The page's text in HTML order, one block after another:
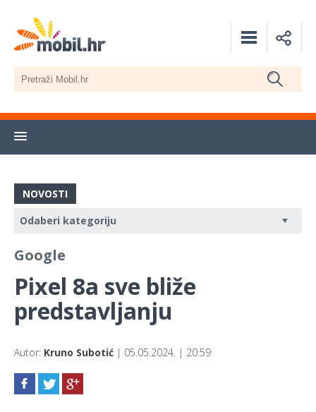
NOVOSTI
Google
Pixel 8a sve bliže
predstavljanju
Autor: Kruno Subotić | 05.05.2024. | 20:59